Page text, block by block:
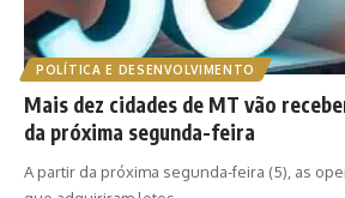
POLÍTICA E DESENVOLVIMENTO
Mais dez cidades de MT vão
da próxima segunda-feira
A partir da próxima segunda-feira (5), as